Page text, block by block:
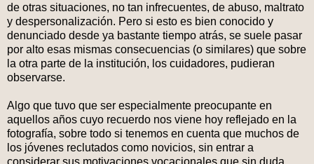
de otras situaciones, no tan infrecuentes, de abuso, maltrato
y despersonalización. Pero si esto es bien conocido y
denunciado desde ya bastante tiempo atrás, se suele pasar
por alto esas mismas consecuencias (o similares) que sobre
la otra parte de la institución, los cuidadores, pudieran
observarse.
Algo que tuvo que ser especialmente preocupante en
aquellos años cuyo recuerdo nos viene hoy reflejado en la
fotografía, sobre todo si tenemos en cuenta que muchos de
los jóvenes reclutados como novicios, sin entrar a
considerar sus motivaciones vocacionales que sin duda